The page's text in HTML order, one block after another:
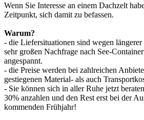
Wenn Sie Interesse an einem Dachzelt
Zeitpunkt, sich damit zu befassen.
Warum?
- die Liefersituationen sind wegen
sehr großen Nachfrage nach See-
angespannt.
- die Preise werden bei zahlreichen
gestiegenen Material- als auch
- Sie können sich in aller Ruhe jetzt
30% anzahlen und den Rest erst bei der
kommenden Frühjahr!